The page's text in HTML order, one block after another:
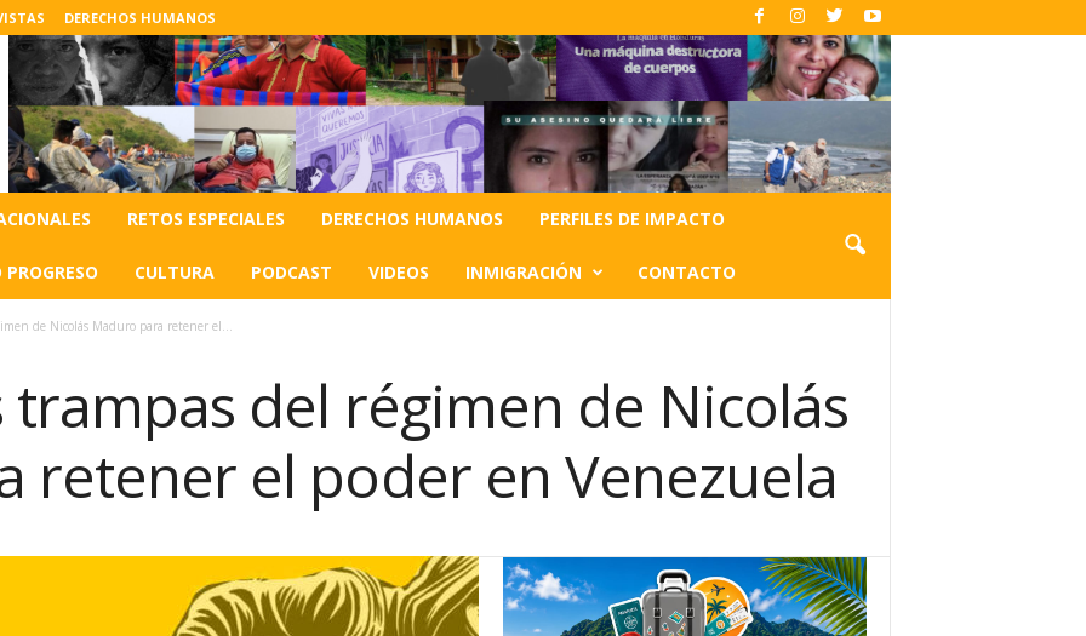
DERECHOS HUMANOS
RETOS ESPECIALES DERECHOS HUMANOS PERFILES DE IMPACTO
PROGRESO CULTURA PODCAST VIDEOS INMIGRACIÓN CONTACTO
de Nicolás Maduro para retener el...
trampas del régimen de Nicolás
retener el poder en Venezuela